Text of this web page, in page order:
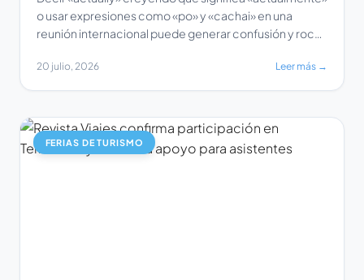
o usar expresiones como «po» y «cachai» en una
reunión internacional puede generar confusión y roces
de Berlitz Chile explica por qué la competencia
intercultural es tan importante como hablar inglés para
20 julio, 2026 Leer más →
FERIAS DE TURISMO